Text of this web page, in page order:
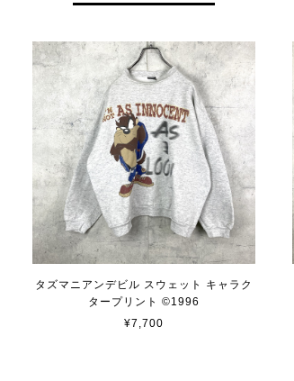
タズマニアンデビル スウェット キャラク
タープリント ©︎1996
¥7,700